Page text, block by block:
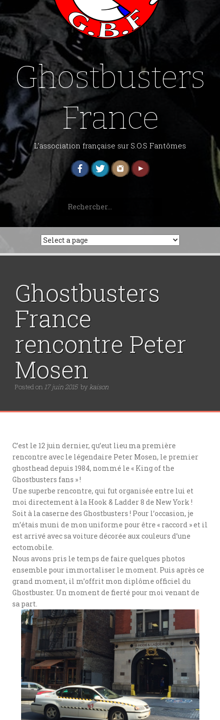
Ghostbusters
France
L'association française sur S.O.S Fantômes
Rechercher :
Ghostbusters
France
rencontre Peter
Mosen
Posted on 17 juin 2015 by kaison
C’est le 12 juin dernier, qu’eut lieu ma première
rencontre avec le légendaire Peter Mosen, le premier
ghosthead depuis 1984, nommé le « King of the
Ghostbusters fans » !
Une superbe rencontre, qui fut organisée entre lui et
moi directement à la Hook & Ladder 8 de New York !
Soit à la caserne des Ghostbusters ! Pour l’occasion, je
m’étais muni de mon uniforme pour être « raccord » et il
est arrivé avec sa voiture décorée aux couleurs d’une
ectomobile.
Nous avons pris le temps de faire quelques photos
ensemble pour immortaliser le moment. Puis après ce
grand moment, il m’offrit mon diplôme officiel du
Ghostbuster. Un moment de fierté pour moi venant de
sa part.